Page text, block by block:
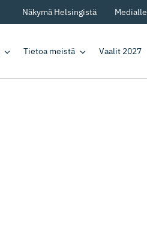
Näkymä Helsingistä Medialle
Tietoa meistä Vaalit 2027